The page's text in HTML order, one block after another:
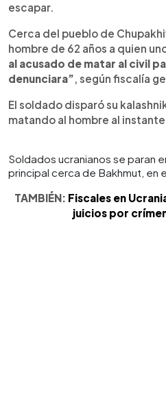
escapar.
Cerca del pueblo de
hombre de 62 años a quien
al acusado de matar al civil
denunciara”, según fiscalía
El soldado disparó su
matando al hombre al
Soldados ucranianos se paran
principal cerca de Bakhmut, en
TAMBIÉN: Fiscales en
juicios por